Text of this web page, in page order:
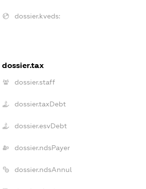
dossier.kveds:
dossier.tax
dossier.staff
dossier.taxDebt
dossier.esvDebt
dossier.ndsPayer
dossier.ndsAnnul